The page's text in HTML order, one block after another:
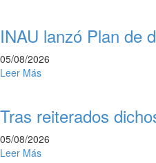
INAU lanzó Plan de
05/08/2026
Leer Más
Tras reiterados
05/08/2026
Leer Más